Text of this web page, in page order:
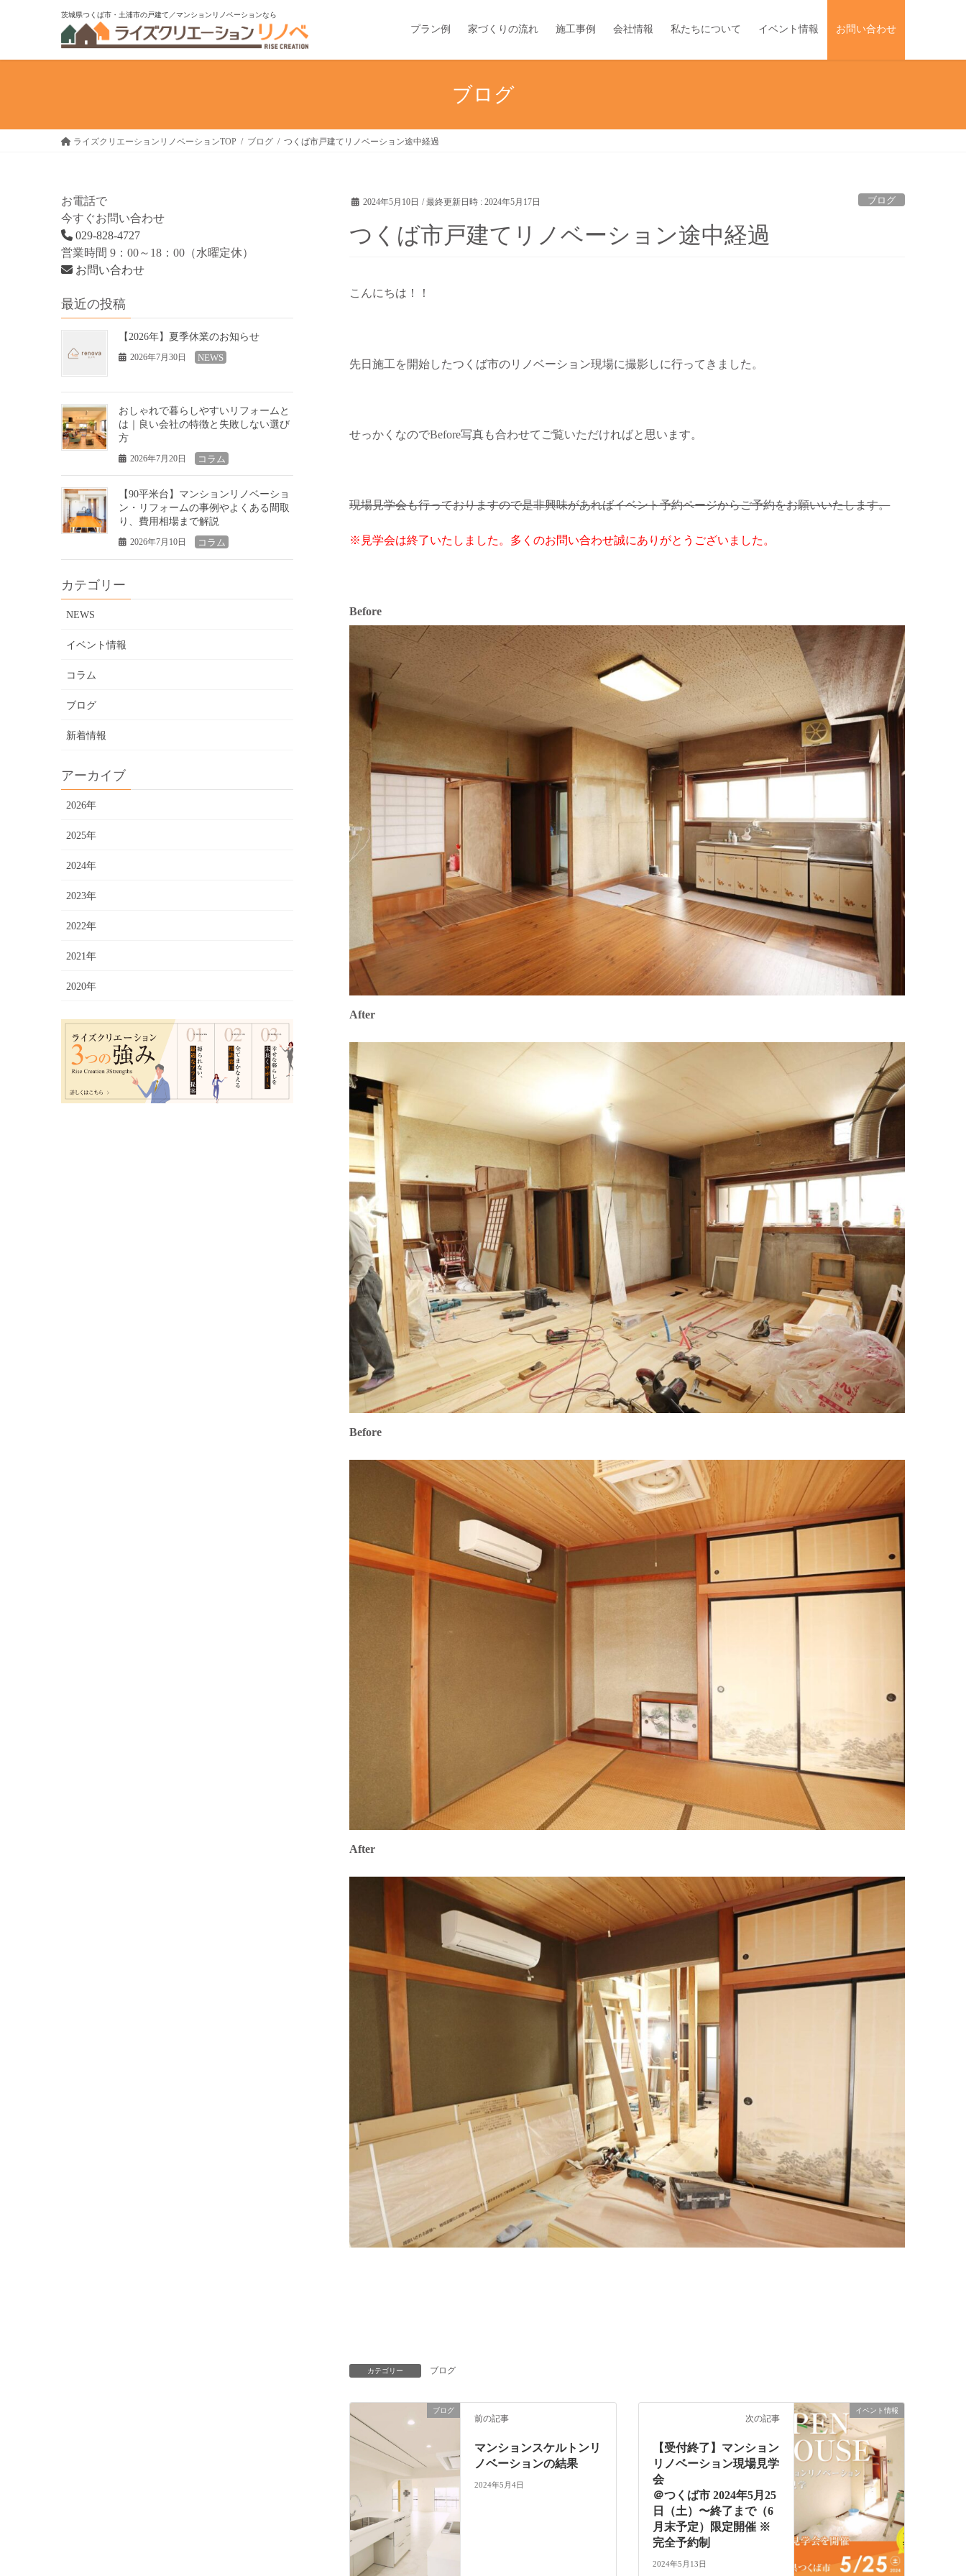
ン
キ
ー
に
茨城県つくば市・土浦市の戸建て／マンションリノベーションなら
プラン例 家づくりの流れ 施工事例 会社情報 私たちについて イベント情報 お問い合わせ
ブログ
ライズクリエーションリノベーションTOP ブログ つくば市戸建てリノベーション途中経過
2024年5月10日 / 最終更新日時 :2024年5月17日 ブログ
つくば市戸建てリノベーション途中経過
こんにちは！！
先日施工を開始したつくば市のリノベーション現場に撮影しに行ってきました。
せっかくなのでBefore写真も合わせてご覧いただければと思います。
現場見学会も行っておりますので是非興味があればイベント予約ページからご予約をお願いいたします。
※見学会は終了いたしました。多くのお問い合わせ誠にありがとうございました。
Before
After
Before
After
カテゴリー ブログ
ブログ
前の記事
マンションスケルトンリ
ノベーションの結果
2024年5月4日
イベント情報
次の記事
【受付終了】マンション
リノベーション現場見学
会
＠つくば市 2024年5月25
日（土）〜終了まで（6
月末予定）限定開催 ※
完全予約制
2024年5月13日
お電話で
今すぐお問い合わせ
029-828-4727
営業時間 9：00～18：00（水曜定休）
お問い合わせ
最近の投稿
【2026年】夏季休業のお知らせ
2026年7月30日 NEWS
おしゃれで暮らしやすいリフォームと
は｜良い会社の特徴と失敗しない選び
方
2026年7月20日 コラム
【90平米台】マンションリノベーショ
ン・リフォームの事例やよくある間取
り、費用相場まで解説
2026年7月10日 コラム
カテゴリー
NEWS
イベント情報
コラム
ブログ
新着情報
アーカイブ
2026年
2025年
2024年
2023年
2022年
2021年
2020年